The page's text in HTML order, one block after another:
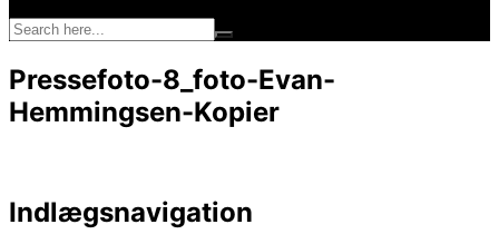
Pressefoto-8_foto-Evan-
Hemmingsen-Kopier
Indlægsnavigation